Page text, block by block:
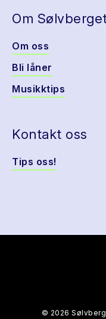
Om
Om oss
Bli låner
Musikktips
Kontakt oss
Tips oss!
© 2026